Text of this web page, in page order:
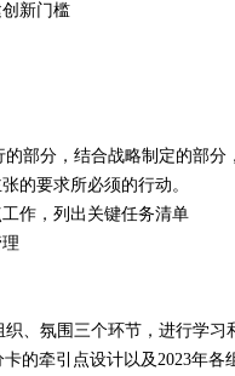
新门槛
部分，结合战略制定的部分
的要求所必须的行动。
作，列出关键任务清单
、氛围三个环节，进行学
的牵引点设计以及2023年各